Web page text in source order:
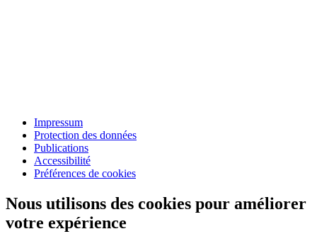
Impressum
Protection des données
Publications
Accessibilité
Préférences de cookies
Nous utilisons des cookies pour améliorer
votre expérience